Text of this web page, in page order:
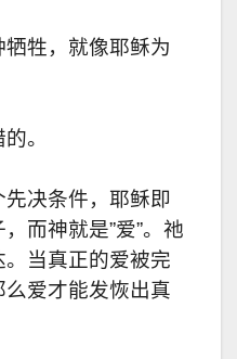
牲，就像耶稣为
。
决条件，耶稣即
而神就是”爱”。祂
当真正的爱被完
爱才能发恢出真